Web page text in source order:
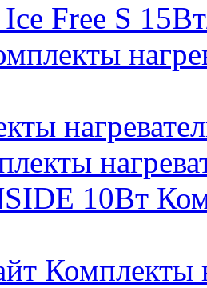
Free S
10Вт
Комплекты